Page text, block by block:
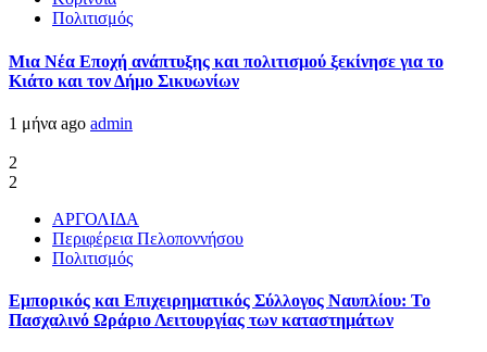
Πολιτισμός
Μια Νέα Εποχή ανάπτυξης και πολιτισμού ξεκίνησε για το
Κιάτο και τον Δήμο Σικυωνίων
1 μήνα ago admin
2
2
ΑΡΓΟΛΙΔΑ
Περιφέρεια Πελοποννήσου
Πολιτισμός
Εμπορικός και Επιχειρηματικός Σύλλογος Ναυπλίου: Το
Πασχαλινό Ωράριο Λειτουργίας των καταστημάτων